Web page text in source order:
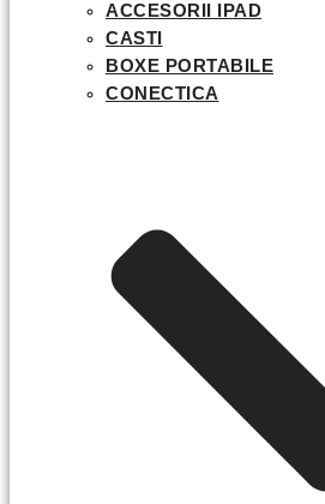
ACCESORII IPAD
CASTI
BOXE PORTABILE
CONECTICA